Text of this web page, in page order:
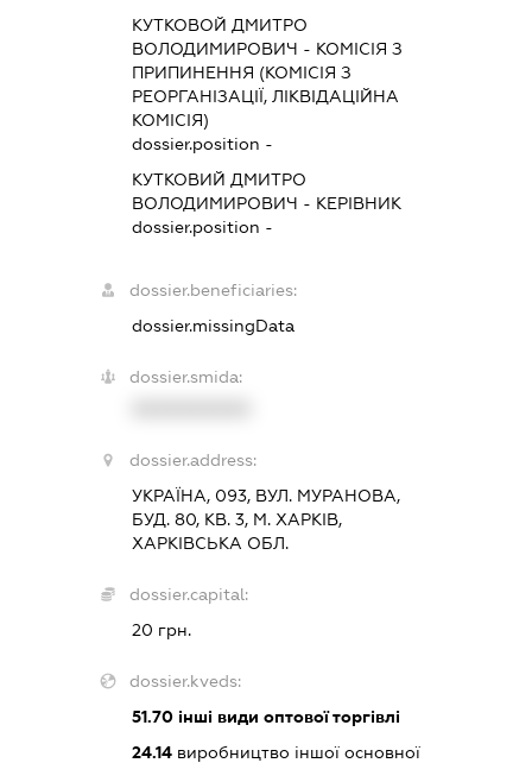
КУТКОВОЙ ДМИТРО
ВОЛОДИМИРОВИЧ - КОМІСІЯ З
ПРИПИНЕННЯ (КОМІСІЯ З
РЕОРГАНІЗАЦІЇ, ЛІКВІДАЦІЙНА
КОМІСІЯ)
dossier.position -
КУТКОВИЙ ДМИТРО
ВОЛОДИМИРОВИЧ - КЕРІВНИК
dossier.position -
dossier.beneficiaries:
dossier.missingData
dossier.smida:
dossier.address:
УКРАЇНА, 093, ВУЛ. МУРАНОВА,
БУД. 80, КВ. 3, М. ХАРКІВ,
ХАРКІВСЬКА ОБЛ.
dossier.capital:
20 грн.
dossier.kveds:
51.70інші види оптової торгівлі
24.14виробництво іншої основної